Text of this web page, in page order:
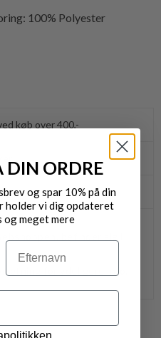
100% Polyester
køb over 400,-
for ydeligere info.
DIN ORDRE
og spar 10% på din
holder vi dig opdateret
og meget mere
Efternavn